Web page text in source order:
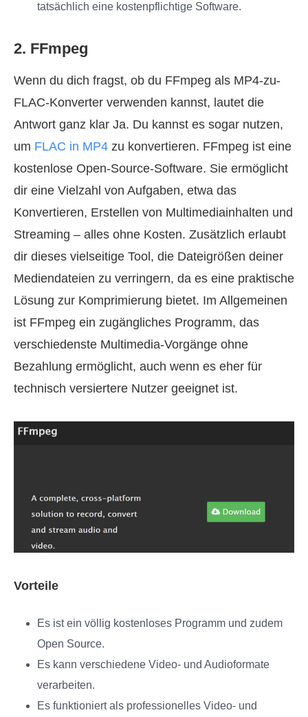
tatsächlich eine kostenpflichtige Software.
2. FFmpeg
Wenn du dich fragst, ob du FFmpeg als MP4-zu-
FLAC-Konverter verwenden kannst, lautet die
Antwort ganz klar Ja. Du kannst es sogar nutzen,
um FLAC in MP4 zu konvertieren. FFmpeg ist eine
kostenlose Open-Source-Software. Sie ermöglicht
dir eine Vielzahl von Aufgaben, etwa das
Konvertieren, Erstellen von Multimediainhalten und
Streaming – alles ohne Kosten. Zusätzlich erlaubt
dir dieses vielseitige Tool, die Dateigrößen deiner
Mediendateien zu verringern, da es eine praktische
Lösung zur Komprimierung bietet. Im Allgemeinen
ist FFmpeg ein zugängliches Programm, das
verschiedenste Multimedia-Vorgänge ohne
Bezahlung ermöglicht, auch wenn es eher für
technisch versiertere Nutzer geeignet ist.
Vorteile
Es ist ein völlig kostenloses Programm und zudem
Open Source.
Es kann verschiedene Video- und Audioformate
verarbeiten.
Es funktioniert als professionelles Video- und